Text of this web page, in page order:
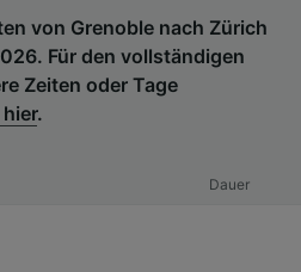
von Grenoble nach Zürich
Für den vollständigen
Zeiten oder Tage
.
Dauer